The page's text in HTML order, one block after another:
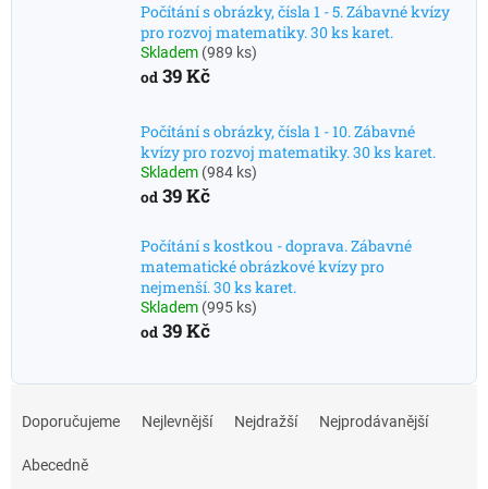
Počítání s obrázky, čísla 1 - 5. Zábavné kvízy
pro rozvoj matematiky. 30 ks karet.
Skladem (989 ks)
od 39 Kč
Počítání s obrázky, čísla 1 - 10. Zábavné
kvízy pro rozvoj matematiky. 30 ks karet.
Skladem (984 ks)
od 39 Kč
Počítání s kostkou - doprava. Zábavné
matematické obrázkové kvízy pro
nejmenší. 30 ks karet.
Skladem (995 ks)
od 39 Kč
Doporučujeme Nejlevnější Nejdražší Nejprodávanější
Abecedně